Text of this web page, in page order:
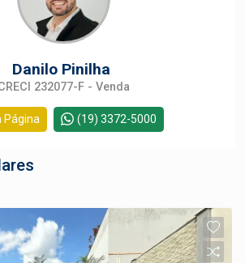
Danilo Pinilha
232077-F - Venda
Página (19) 3372-5000